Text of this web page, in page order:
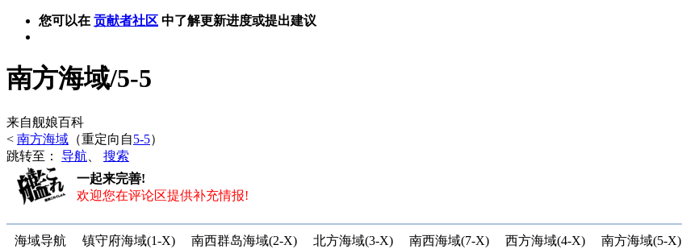
您可以在 贡献者社区 中了解更新进度或提出建议
南方海域/5-5
来自舰娘百科
< 南方海域 （重定向自5-5）
跳转至： 导航
搜索
一起来完善!
欢迎您在评论区提供补充情报!
海域导航 镇守府海域(1-X) 南西群岛海域(2-X) 北方海域(3-X) 南西海域(7-X) 西方海域(4-X) 南方海域(5-X)